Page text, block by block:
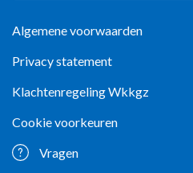
Algemene voorwaarden
Privacy statement
Klachtenregeling Wkkgz
Cookie voorkeuren
Vragen